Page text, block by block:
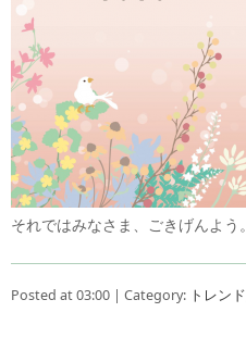
それではみなさま、ごきげんよう。
Posted at 03:00 | Category: トレンド